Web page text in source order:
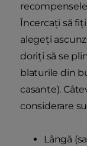
Încercați să
alegeți
doriți să se
blaturile din
casante).
considerare
Lângă